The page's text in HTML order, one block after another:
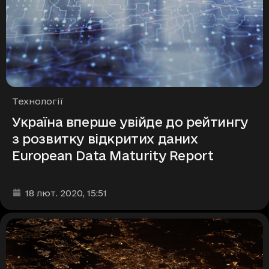
Рубрики
Технології
Україна вперше увійде до рейтингу
з розвитку відкритих даних
European Data Maturity Report
Дата та час публікації
18 лют. 2020, 15:51